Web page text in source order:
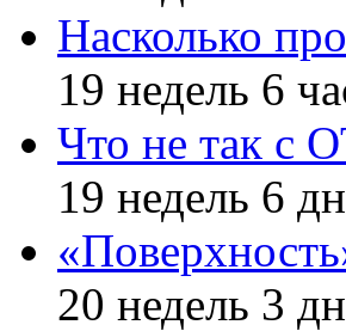
Насколько
19 недель 6
Что не так с
19 недель 6
20 недель 3